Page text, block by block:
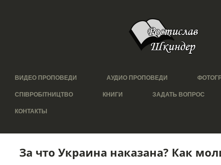
ВИДЕО ПРОПОВЕДИ АУДИО ПРОПОВЕДИ
СПІВРОБІТНИЦТВО КНИГИ ЗАДАТЬ ВОПРОС
КОНТАКТЫ
За что Украина наказана? Как